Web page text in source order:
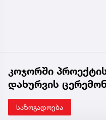
კოჯორში
დახურვის
საზოგადოება